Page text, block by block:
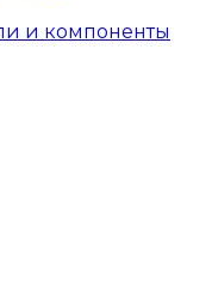
и компоненты